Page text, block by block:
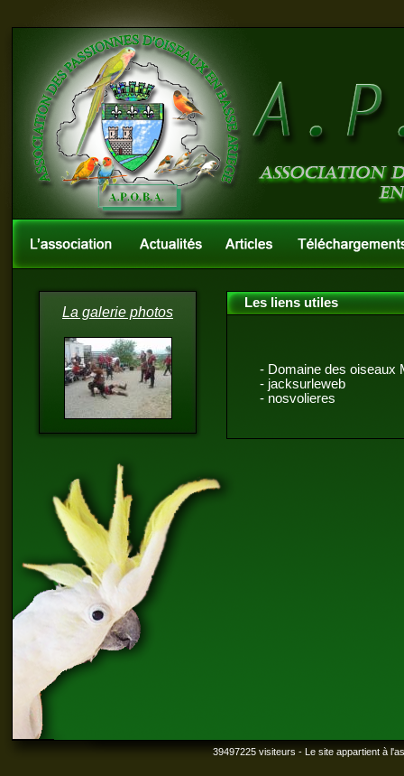
La galerie photos
Les liens utiles
- Domaine des oiseaux
- jacksurleweb
- nosvolieres
39497225 visiteurs - Le site appartient à